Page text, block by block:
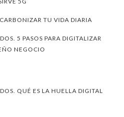
TU VIDA DIARIA
5 PASOS PARA DIGITALIZAR
NEGOCIO
QUÉ ES LA HUELLA DIGITAL